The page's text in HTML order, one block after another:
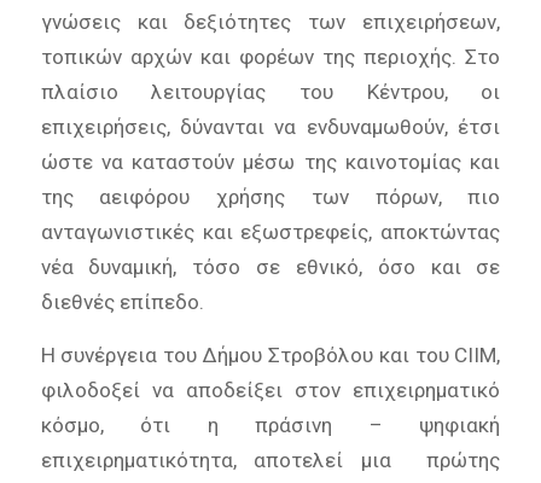
γνώσεις και δεξιότητες των επιχειρήσεων,
τοπικών αρχών και φορέων της περιοχής. Στο
πλαίσιο λειτουργίας του Κέντρου, οι
επιχειρήσεις, δύνανται να ενδυναμωθούν, έτσι
ώστε να καταστούν μέσω της καινοτομίας και
της αειφόρου χρήσης των πόρων, πιο
ανταγωνιστικές και εξωστρεφείς, αποκτώντας
νέα δυναμική, τόσο σε εθνικό, όσο και σε
διεθνές επίπεδο.
Η συνέργεια του Δήμου Στροβόλου και του CIIM,
φιλοδοξεί να αποδείξει στον επιχειρηματικό
κόσμο, ότι η πράσινη – ψηφιακή
επιχειρηματικότητα, αποτελεί μια πρώτης